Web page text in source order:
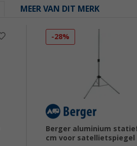
MEER VAN DIT MERK
-28%
Berger aluminium
cm voor satellietspiegel